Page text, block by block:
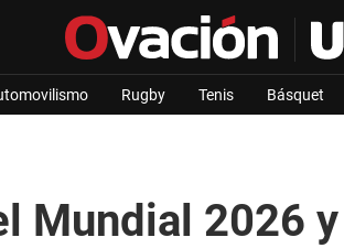
Rugby Tenis Básquet
Mundial 2026